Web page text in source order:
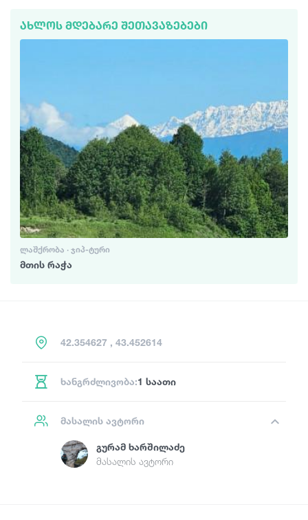
ᲐᲮᲚᲝᲡ ᲛᲓᲔᲑᲐᲠᲔ ᲨᲔᲗᲐᲕᲐᲖᲔᲑᲔᲑᲘ
ᲚᲐᲨᲥᲠᲝᲑᲐ · ᲯᲘᲞ-ᲢᲣᲠᲘ
მთის რაჭა
42.354627 , 43.452614
ხანგრძლივობა:1 საათი
მასალის ავტორი
Გურამ Ხარშილაძე
მასალის ავტორი